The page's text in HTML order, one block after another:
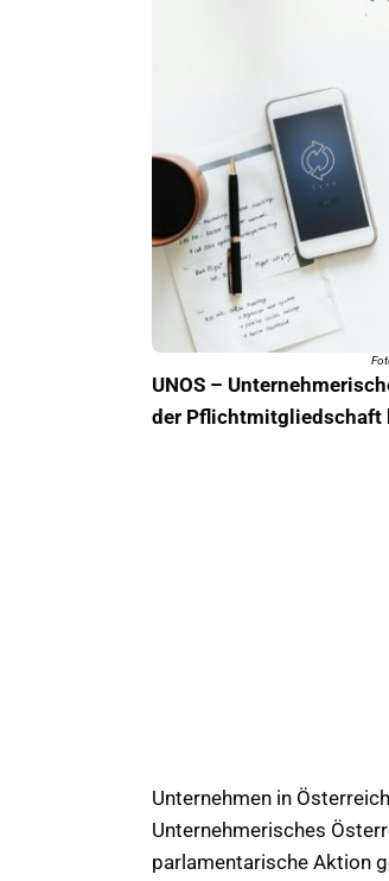
UNOS –
der Pflichtmitgliedschaft
Unternehmen in
Unternehmerisches
parlamentarische Aktion